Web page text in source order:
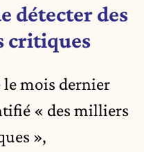
détecter des
critiques
mois dernier
« des milliers
»,